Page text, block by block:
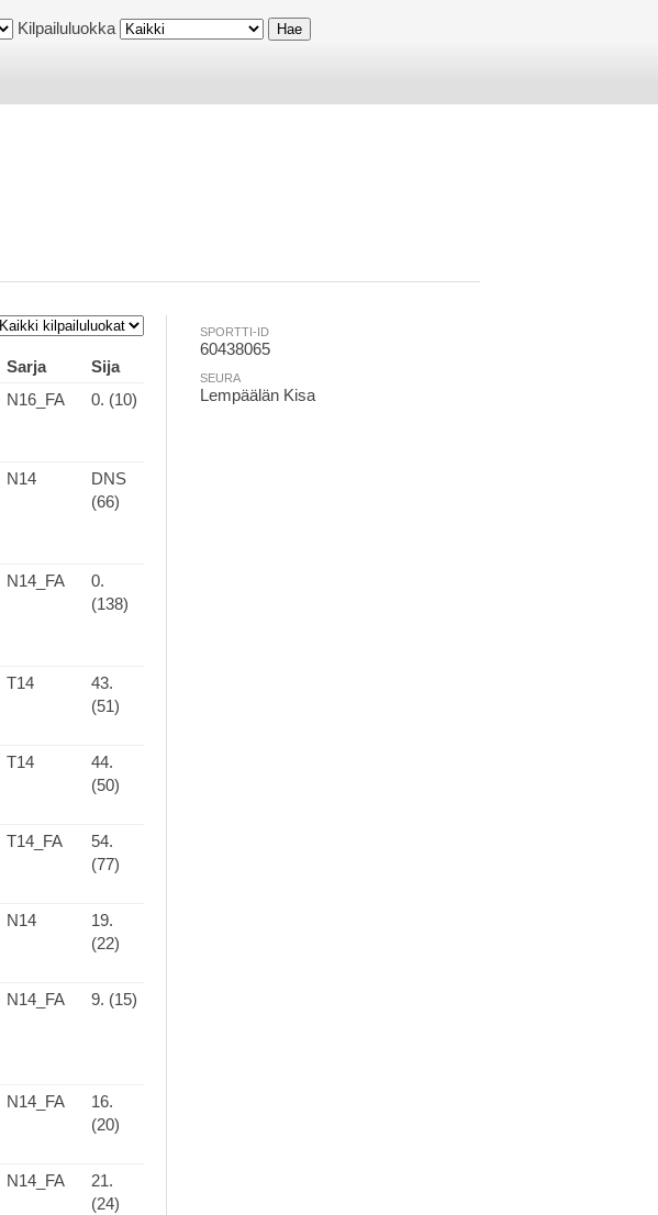
Kilpailuluokka
Sarja
Sija
N16_FA 0. (10)
N14
DNS
(66)
N14_FA
0.
(138)
T14
43.
(51)
T14
44.
(50)
T14_FA
54.
(77)
N14
19.
(22)
N14_FA 9. (15)
N14_FA
16.
(20)
N14_FA
21.
(24)
SPORTTI-ID
60438065
SEURA
Lempäälän Kisa